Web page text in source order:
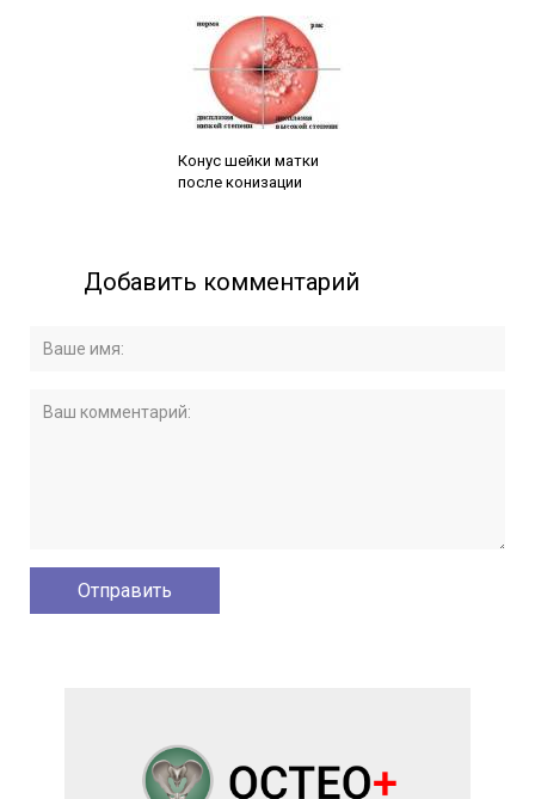
Конус шейки матки
после конизации
Добавить комментарий